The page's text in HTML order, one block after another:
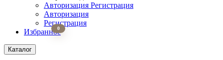
Авторизация Регистрация
Авторизация
Регистрация
Избранное
0
Каталог